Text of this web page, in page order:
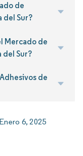
de
del Sur?
Mercado de
del Sur?
de
Enero 6, 2025